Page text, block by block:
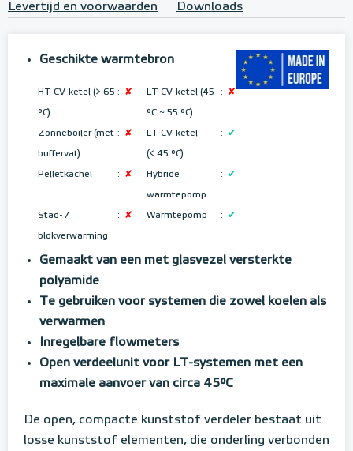
Levertijd en voorwaarden Downloads
Geschikte warmtebron
HT CV-ketel (> 65
°C)
: ✘ LT CV-ketel (45
°C ~ 55 °C)
: ✘
Zonneboiler (met
buffervat)
: ✘ LT CV-ketel
(< 45 °C)
: ✔
Pelletkachel : ✘ Hybride
warmtepomp
: ✔
Stad- /
blokverwarming
: ✘ Warmtepomp : ✔
Gemaakt van een met glasvezel versterkte
polyamide
Te gebruiken voor systemen die zowel koelen als
verwarmen
Inregelbare flowmeters
Open verdeelunit voor LT-systemen met een
maximale aanvoer van circa 45°C
De open, compacte kunststof verdeler bestaat uit
losse kunststof elementen, die onderling verbonden